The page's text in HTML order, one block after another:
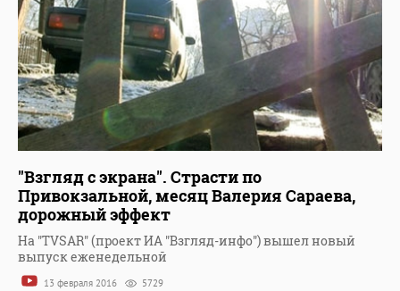
"Взгляд с экрана". Страсти по
Привокзальной, месяц Валерия Сараева,
дорожный эффект
На "TVSAR" (проект ИА "Взгляд-инфо") вышел новый
выпуск еженедельной
13 февраля 2016 5729